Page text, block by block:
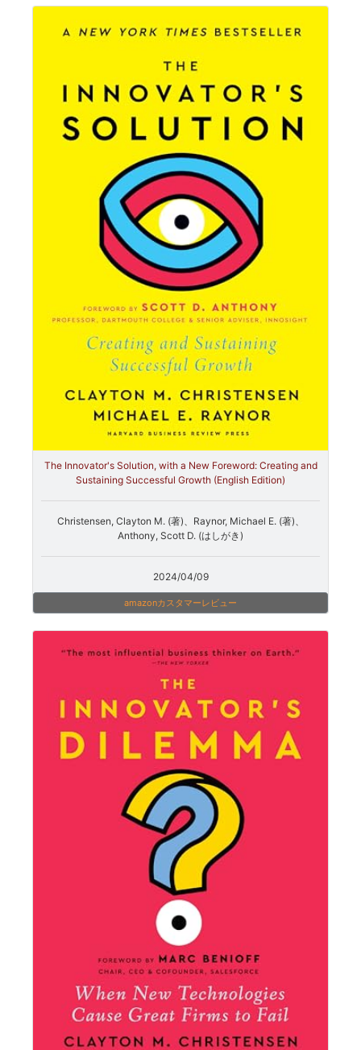
The Innovator's Solution, with a New Foreword: Creating and
Sustaining Successful Growth (English Edition)
Christensen, Clayton M. (著)、Raynor, Michael E. (著)、
Anthony, Scott D. (はしがき)
2024/04/09
amazonカスタマーレビュー